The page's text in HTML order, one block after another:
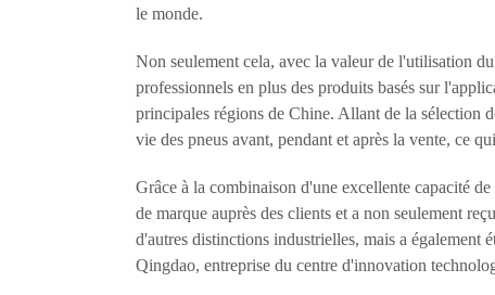
le monde.
Non seulement cela, avec la valeur de l'utilisation
professionnels en plus des produits basés sur
principales régions de Chine. Allant de la sélection
vie des pneus avant, pendant et après la vente, ce
Grâce à la combinaison d'une excellente capacité
de marque auprès des clients et a non seulement
d'autres distinctions industrielles, mais a également
Qingdao, entreprise du centre d'innovation